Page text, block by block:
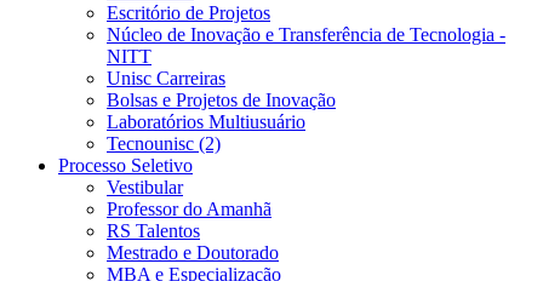
Escritório de Projetos
Núcleo de Inovação e Transferência de Tecnologia -
NITT
Unisc Carreiras
Bolsas e Projetos de Inovação
Laboratórios Multiusuário
Tecnounisc (2)
Processo Seletivo
Vestibular
Professor do Amanhã
RS Talentos
Mestrado e Doutorado
MBA e Especialização